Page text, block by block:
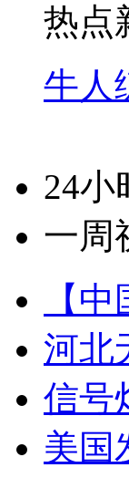
热点
牛人
24小
一周
【
河北
信号
美国